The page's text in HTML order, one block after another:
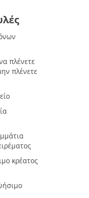
πλένετε
πλένετε
κρέατος